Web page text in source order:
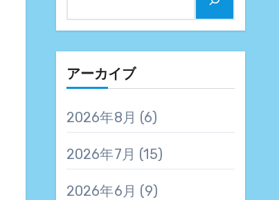
アーカイブ
2026年8月 (6)
2026年7月 (15)
2026年6月 (9)